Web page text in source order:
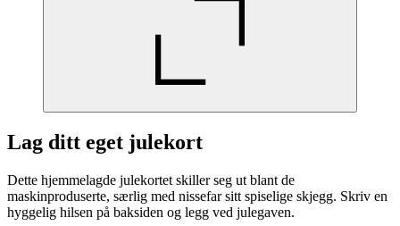
Lag ditt eget julekort
Dette hjemmelagde julekortet skiller seg ut blant de
maskinproduserte, særlig med nissefar sitt spiselige skjegg. Skriv en
hyggelig hilsen på baksiden og legg ved julegaven.